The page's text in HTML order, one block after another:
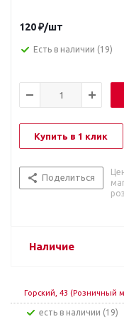
120₽/шт
Есть в наличии (19)
Купить в 1 клик
Поделиться
Наличие
Горский, 43 (Розничный
Есть в наличии (19)